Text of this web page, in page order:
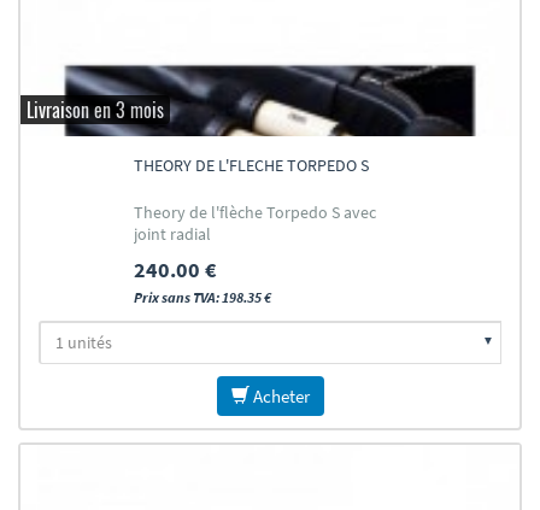
Livraison en 3 mois
THEORY DE L'FLECHE TORPEDO S
Theory de l'flèche Torpedo S avec
joint radial
240.00 €
Prix sans TVA: 198.35 €
Acheter